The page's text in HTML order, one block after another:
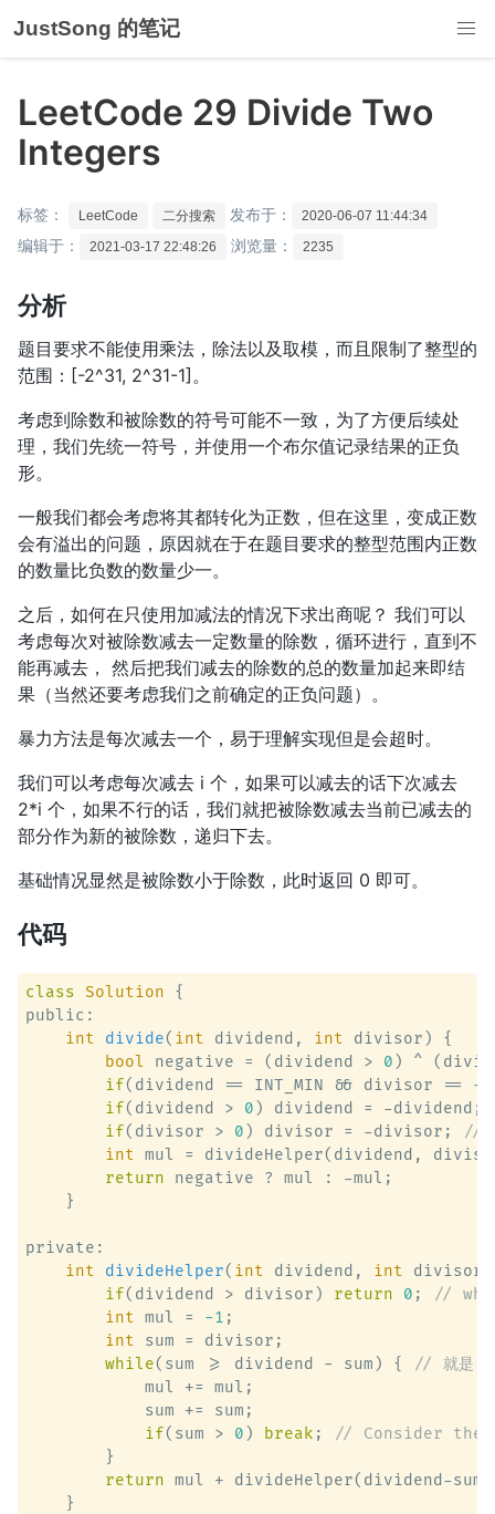
JustSong 的笔记
LeetCode 29 Divide Two
Integers
标签： LeetCode 二分搜索 发布于： 2020-06-07 11:44:34
编辑于： 2021-03-17 22:48:26 浏览量： 2235
分析
题目要求不能使用乘法，除法以及取模，而且限制了整型的
范围：[-2^31, 2^31-1]。
考虑到除数和被除数的符号可能不一致，为了方便后续处
理，我们先统一符号，并使用一个布尔值记录结果的正负
形。
一般我们都会考虑将其都转化为正数，但在这里，变成正数
会有溢出的问题，原因就在于在题目要求的整型范围内正数
的数量比负数的数量少一。
之后，如何在只使用加减法的情况下求出商呢？ 我们可以
考虑每次对被除数减去一定数量的除数，循环进行，直到不
能再减去， 然后把我们减去的除数的总的数量加起来即结
果（当然还要考虑我们之前确定的正负问题）。
暴力方法是每次减去一个，易于理解实现但是会超时。
我们可以考虑每次减去 i 个，如果可以减去的话下次减去
2*i 个，如果不行的话，我们就把被除数减去当前已减去的
部分作为新的被除数，递归下去。
基础情况显然是被除数小于除数，此时返回 0 即可。
代码
class Solution {
public:
int
divide( int dividend, int divisor)
{
bool
negative = (dividend > 0 ) ^
if(dividend == INT_MIN && divisor == -1
if(dividend > 0 ) dividend = -dividend;
if(divisor > 0 ) divisor = -divisor;
//
int mul = divideHelper(dividend,
return negative ? mul : -mul;
    }
private:
int
divideHelper( int dividend, int divisor)
if(dividend > divisor) return 0 ;
//
int mul = -1 ;
int sum = divisor;
while(sum >= dividend - sum) {
// 就是
            mul += mul;
            sum += sum;
if(sum > 0 ) break ;
// Consider
        }
return mul + divideHelper(dividend-
    }